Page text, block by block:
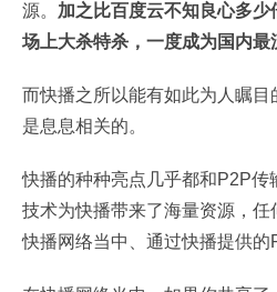
源。 加之比百度云不知良心多
场上大杀特杀，一度成为国内
而快播之所以能有如此为人瞩
是息息相关的。
快播的种种亮点几乎都和P2P传
技术为快播带来了海量资源，任
快播网络当中、通过快播提供的